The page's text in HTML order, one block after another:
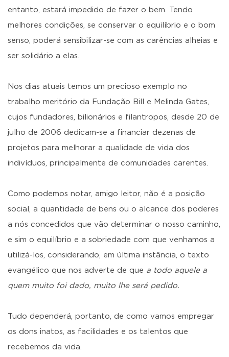
entanto, estará impedido de fazer o bem. Tendo
melhores condições, se conservar o equilíbrio e o bom
senso, poderá sensibilizar-se com as carências alheias e
ser solidário a elas.
Nos dias atuais temos um precioso exemplo no
trabalho meritório da Fundação Bill e Melinda Gates,
cujos fundadores, bilionários e filantropos, desde 20 de
julho de 2006 dedicam-se a financiar dezenas de
projetos para melhorar a qualidade de vida dos
indivíduos, principalmente de comunidades carentes.
Como podemos notar, amigo leitor, não é a posição
social, a quantidade de bens ou o alcance dos poderes
a nós concedidos que vão determinar o nosso caminho,
e sim o equilíbrio e a sobriedade com que venhamos a
utilizá-los, considerando, em última instância, o texto
evangélico que nos adverte de que a todo aquele a
quem muito foi dado, muito lhe será pedido.
Tudo dependerá, portanto, de como vamos empregar
os dons inatos, as facilidades e os talentos que
recebemos da vida.